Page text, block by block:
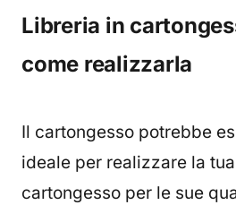
Libreria in
come realizzarla
Il cartongesso potrebbe
ideale per realizzare la
cartongesso per le sue